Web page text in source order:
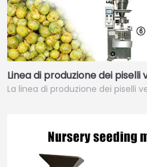
Linea di produzione dei piselli
La linea di produzione dei piselli